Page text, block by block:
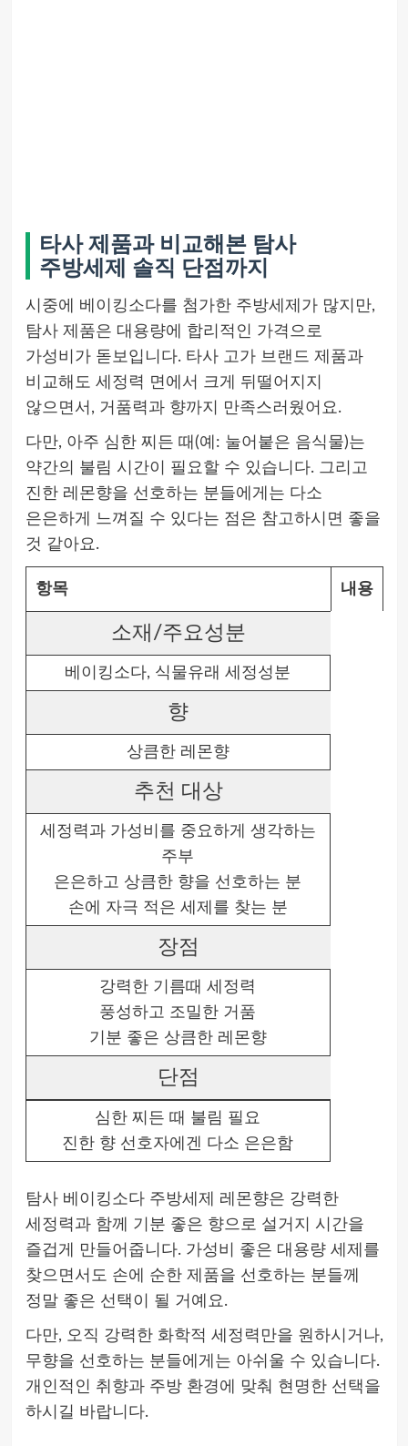
타사 제품과 비교해본 탐사
주방세제 솔직 단점까지
시중에 베이킹소다를 첨가한 주방세제가 많지만,
탐사 제품은 대용량에 합리적인 가격으로
가성비가 돋보입니다. 타사 고가 브랜드 제품과
비교해도 세정력 면에서 크게 뒤떨어지지
않으면서, 거품력과 향까지 만족스러웠어요.
다만, 아주 심한 찌든 때(예: 눌어붙은 음식물)는
약간의 불림 시간이 필요할 수 있습니다. 그리고
진한 레몬향을 선호하는 분들에게는 다소
은은하게 느껴질 수 있다는 점은 참고하시면 좋을
것 같아요.
항목 내용
소재/주요성분
베이킹소다, 식물유래 세정성분
향
상큼한 레몬향
추천 대상
세정력과 가성비를 중요하게 생각하는
주부
은은하고 상큼한 향을 선호하는 분
손에 자극 적은 세제를 찾는 분
장점
강력한 기름때 세정력
풍성하고 조밀한 거품
기분 좋은 상큼한 레몬향
단점
심한 찌든 때 불림 필요
진한 향 선호자에겐 다소 은은함
탐사 베이킹소다 주방세제 레몬향은 강력한
세정력과 함께 기분 좋은 향으로 설거지 시간을
즐겁게 만들어줍니다. 가성비 좋은 대용량 세제를
찾으면서도 손에 순한 제품을 선호하는 분들께
정말 좋은 선택이 될 거예요.
다만, 오직 강력한 화학적 세정력만을 원하시거나,
무향을 선호하는 분들에게는 아쉬울 수 있습니다.
개인적인 취향과 주방 환경에 맞춰 현명한 선택을
하시길 바랍니다.